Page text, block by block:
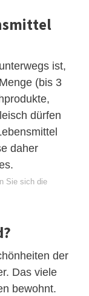
ist,
(bis 3
dürfen
daher
Sie sich die
der
Das viele
bewohnt.